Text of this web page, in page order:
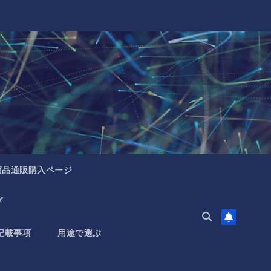
通販購入ページ
載事項 用途で選ぶ